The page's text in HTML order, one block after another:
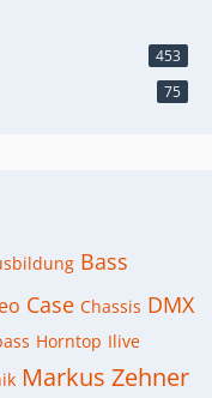
453
75
Bass
Case Chassis DMX
Horntop Ilive
Markus Zehner